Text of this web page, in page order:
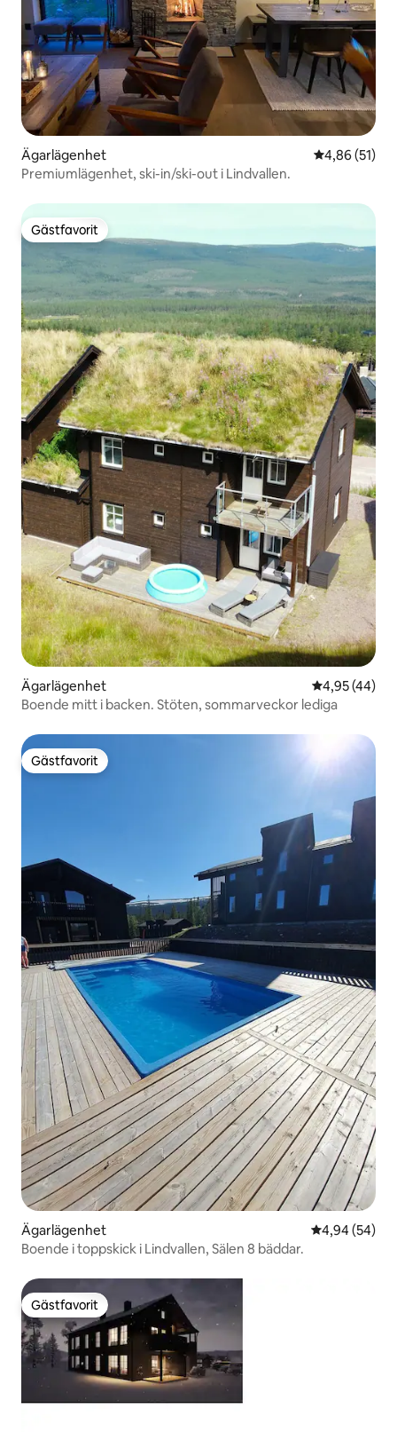
Ägarlägenhet 4,86 av 5 i
4,86 (51)
Premiumlägenhet, ski-in/ski-out i Lindvallen.
Gästfavorit
Gästfavorit
Ägarlägenhet 4,95 av 5 i
4,95 (44)
Boende mitt i backen. Stöten, sommarveckor lediga
Gästfavorit
Gästfavorit
Ägarlägenhet 4,94 av 5 i
4,94 (54)
Boende i toppskick i Lindvallen, Sälen 8 bäddar.
Gästfavorit
Gästfavorit